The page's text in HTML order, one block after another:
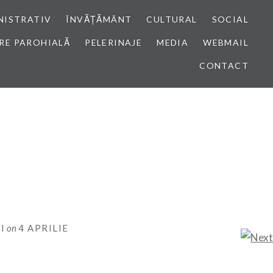
ÎNVĂȚĂMÂNT CULTURAL SOCIAL
PAROHIALĂ PELERINAJE MEDIA WEBMAIL
CONTACT
on 4 APRILIE